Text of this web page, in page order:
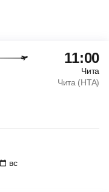
11:00
Чита
Чита (HTA)
вс